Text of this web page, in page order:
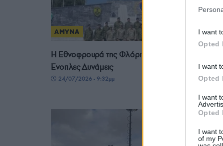
I want
Opted
I want
Opted
I want
Opted
I want
of my
ΑΜΥΝΑ
Η Εθνοφρουρά της Φλόριντα στις ελληνικές
Ένοπλες Δυνάμεις
24/07/2026 - 9:32μμ